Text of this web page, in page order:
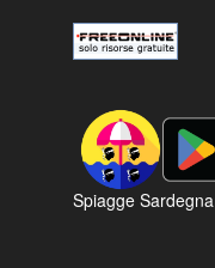
Spiagge Sardegna